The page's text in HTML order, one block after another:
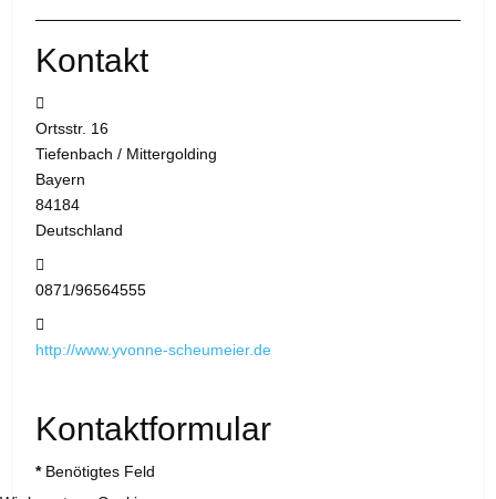
Kontakt
Ortsstr. 16
Tiefenbach / Mittergolding
Bayern
84184
Deutschland
0871/96564555
http://www.yvonne-scheumeier.de
Kontaktformular
*Benötigtes Feld